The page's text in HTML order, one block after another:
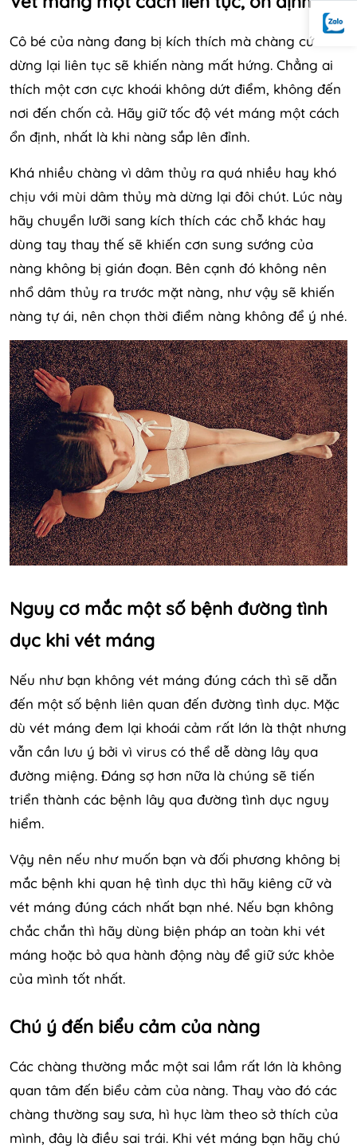
Cô bé của nàng đang bị kích thích mà chàng cứ
dừng lại liên tục sẽ khiến nàng mất hứng. Chẳng ai
thích một cơn cực khoái không dứt điểm, không đến
nơi đến chốn cả. Hãy giữ tốc độ vét máng một cách
ổn định, nhất là khi nàng sắp lên đỉnh.
Khá nhiều chàng vì dâm thủy ra quá nhiều hay khó
chịu với mùi dâm thủy mà dừng lại đôi chút. Lúc này
hãy chuyển lưỡi sang kích thích các chỗ khác hay
dùng tay thay thế sẽ khiến cơn sung sướng của
nàng không bị gián đoạn. Bên cạnh đó không nên
nhổ dâm thủy ra trước mặt nàng, như vậy sẽ khiến
nàng tự ái, nên chọn thời điểm nàng không để ý nhé.
Nguy cơ mắc một số bệnh đường tình
dục khi vét máng
Nếu như bạn không vét máng đúng cách thì sẽ dẫn
đến một số bệnh liên quan đến đường tình dục. Mặc
dù vét máng đem lại khoái cảm rất lớn là thật nhưng
vẫn cần lưu ý bởi vì virus có thể dễ dàng lây qua
đường miệng. Đáng sợ hơn nữa là chúng sẽ tiến
triển thành các bệnh lây qua đường tình dục nguy
hiểm.
Vậy nên nếu như muốn bạn và đối phương không bị
mắc bệnh khi quan hệ tình dục thì hãy kiêng cữ và
vét máng đúng cách nhất bạn nhé. Nếu bạn không
chắc chắn thì hãy dùng biện pháp an toàn khi vét
máng hoặc bỏ qua hành động này để giữ sức khỏe
của mình tốt nhất.
Chú ý đến biểu cảm của nàng
Các chàng thường mắc một sai lầm rất lớn là không
quan tâm đến biểu cảm của nàng. Thay vào đó các
chàng thường say sưa, hì hục làm theo sở thích của
mình, đây là điều sai trái. Khi vét máng bạn hãy chú